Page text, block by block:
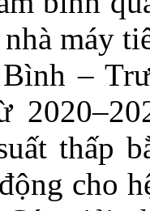
máy
–
thấp
cho